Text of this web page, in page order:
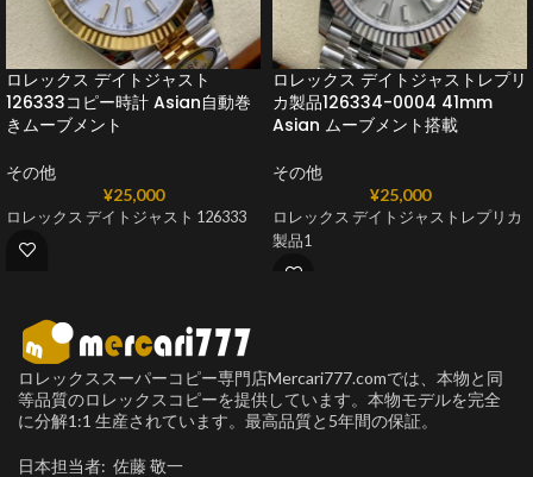
ロレックス デイトジャスト
126333コピー時計 Asian自動巻
きムーブメント
その他
¥25,000
ロレックス デイトジャスト 126333
ロレックス デイトジャストレプリ
カ製品126334-0004 41mm
Asian ムーブメント搭載
その他
¥25,000
ロレックス デイトジャストレプリカ
製品1
ロレックススーパーコピー専門店Mercari777.comでは、本物と同
等品質のロレックスコピーを提供しています。本物モデルを完全
に分解1:1 生産されています。最高品質と5年間の保証。
日本担当者: 佐藤 敬一